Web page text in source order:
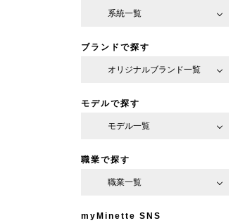
系統一覧
ブランドで探す
オリジナルブランド一覧
モデルで探す
モデル一覧
職業で探す
職業一覧
myMinette SNS